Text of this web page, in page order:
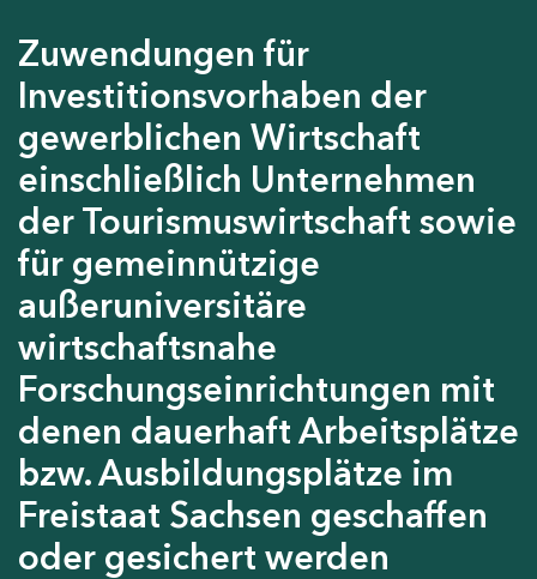
Zuwendungen für
Investitionsvorhaben der
gewerblichen Wirtschaft
einschließlich Unternehmen
der Tourismuswirtschaft sowie
für gemeinnützige
außeruniversitäre
wirtschaftsnahe
Forschungseinrichtungen mit
denen dauerhaft Arbeitsplätze
bzw. Ausbildungsplätze im
Freistaat Sachsen geschaffen
oder gesichert werden